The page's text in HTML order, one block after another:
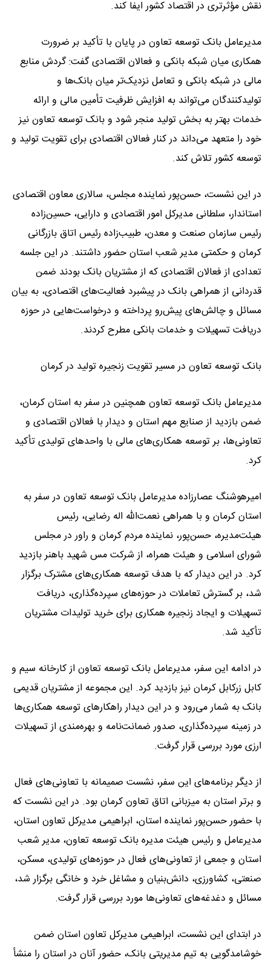
نقش مؤثرتری در اقتصاد کشور ایفا کند.
مدیرعامل بانک توسعه تعاون در پایان با تأکید بر ضرورت
همکاری میان شبکه بانکی و فعالان اقتصادی گفت: گردش منابع
مالی در شبکه بانکی و تعامل نزدیک‌تر میان بانک‌ها و
تولیدکنندگان می‌تواند به افزایش ظرفیت تأمین مالی و ارائه
خدمات بهتر به بخش تولید منجر شود و بانک توسعه تعاون نیز
خود را متعهد می‌داند در کنار فعالان اقتصادی برای تقویت تولید و
توسعه کشور تلاش کند.
در این نشست، حسن‌پور نماینده مجلس، سالاری معاون اقتصادی
استاندار، سلطانی مدیرکل امور اقتصادی و دارایی، حسین‌زاده
رئیس سازمان صنعت و معدن، طبیب‌زاده رئیس اتاق بازرگانی
کرمان و حکمتی مدیر شعب استان حضور داشتند. در این جلسه
تعدادی از فعالان اقتصادی که از مشتریان بانک بودند ضمن
قدردانی از همراهی بانک در پیشبرد فعالیت‌های اقتصادی، به بیان
مسائل و چالش‌های پیش‌رو پرداخته و درخواست‌هایی در حوزه
دریافت تسهیلات و خدمات بانکی مطرح کردند.
بانک توسعه تعاون در مسیر تقویت زنجیره تولید در کرمان
مدیرعامل بانک توسعه تعاون همچنین در سفر به استان کرمان،
ضمن بازدید از صنایع مهم استان و دیدار با فعالان اقتصادی و
تعاونی‌ها، بر توسعه همکاری‌های مالی با واحدهای تولیدی تأکید
کرد.
امیرهوشنگ عصارزاده مدیرعامل بانک توسعه تعاون در سفر به
استان کرمان و با همراهی نعمت‌الله اله رضایی، رئیس
هیئت‌مدیره، حسن‌پور، نماینده مردم کرمان و راور در مجلس
شورای اسلامی و هیئت همراه، از شرکت مس شهید باهنر بازدید
کرد. در این دیدار که با هدف توسعه همکاری‌های مشترک برگزار
شد، بر گسترش تعاملات در حوزه‌های سپرده‌گذاری، دریافت
تسهیلات و ایجاد زنجیره همکاری برای خرید تولیدات مشتریان
تأکید شد.
در ادامه این سفر، مدیرعامل بانک توسعه تعاون از کارخانه سیم و
کابل زرکابل کرمان نیز بازدید کرد. این مجموعه از مشتریان قدیمی
بانک به شمار می‌رود و در این دیدار راهکارهای توسعه همکاری‌ها
در زمینه سپرده‌گذاری، صدور ضمانت‌نامه و بهره‌مندی از تسهیلات
ارزی مورد بررسی قرار گرفت.
از دیگر برنامه‌های این سفر، نشست صمیمانه با تعاونی‌های فعال
و برتر استان به میزبانی اتاق تعاون کرمان بود. در این نشست که
با حضور حسن‌پور نماینده استان، ابراهیمی مدیرکل تعاون استان،
مدیرعامل و رئیس هیئت مدیره بانک توسعه تعاون، مدیر شعب
استان و جمعی از تعاونی‌های فعال در حوزه‌های تولیدی، مسکن،
صنعتی، کشاورزی، دانش‌بنیان و مشاغل خرد و خانگی برگزار شد،
مسائل و دغدغه‌های تعاونی‌ها مورد بررسی قرار گرفت.
در ابتدای این نشست، ابراهیمی مدیرکل تعاون استان ضمن
خوشامدگویی به تیم مدیریتی بانک، حضور آنان در استان را منشأ